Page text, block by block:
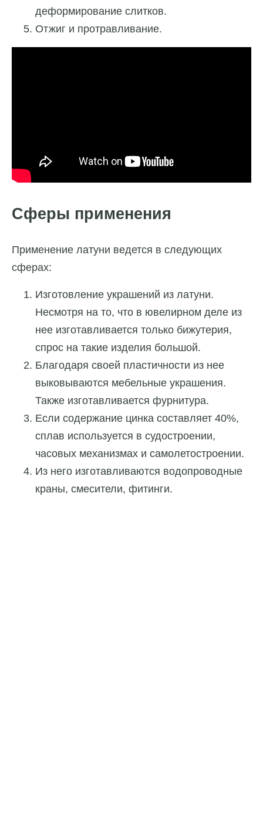
деформирование слитков.
Отжиг и протравливание.
Сферы применения
Применение латуни ведется в следующих
сферах:
Изготовление украшений из латуни.
Несмотря на то, что в ювелирном деле из
нее изготавливается только бижутерия,
спрос на такие изделия большой.
Благодаря своей пластичности из нее
выковываются мебельные украшения.
Также изготавливается фурнитура.
Если содержание цинка составляет 40%,
сплав используется в судостроении,
часовых механизмах и самолетостроении.
Из него изготавливаются водопроводные
краны, смесители, фитинги.